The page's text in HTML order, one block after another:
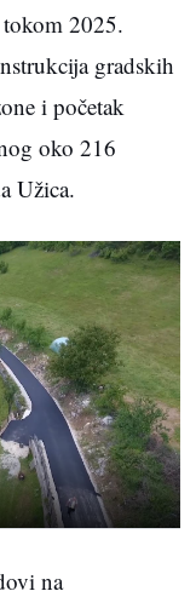
2025.
gradskih
i početak
oko 216
Užica.
na